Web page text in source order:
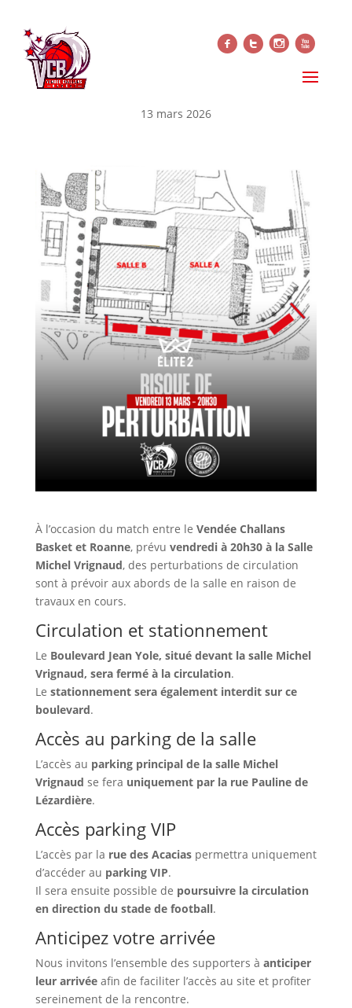
f t i x
INFO ACCÈS – MATCH VCB 🆚
13 mars 2026
À l’occasion du match entre le Vendée Challans
Basket et Roanne, prévu vendredi à 20h30 à la Salle
Michel Vrignaud, des perturbations de circulation
sont à prévoir aux abords de la salle en raison de
travaux en cours.
Circulation et stationnement
Le Boulevard Jean Yole, situé devant la salle Michel
Vrignaud, sera fermé à la circulation.
Le stationnement sera également interdit sur ce
boulevard.
Accès au parking de la salle
L’accès au parking principal de la salle Michel
Vrignaud se fera uniquement par la rue Pauline de
Lézardière.
Accès parking VIP
L’accès par la rue des Acaciaspermettra uniquement
d’accéder au parking VIP.
Il sera ensuite possible de poursuivre la circulation
en direction du stade de football.
Anticipez votre arrivée
Nous invitons l’ensemble des supporters à anticiper
leur arrivéeafin de faciliter l’accès au site et profiter
sereinement de la rencontre.